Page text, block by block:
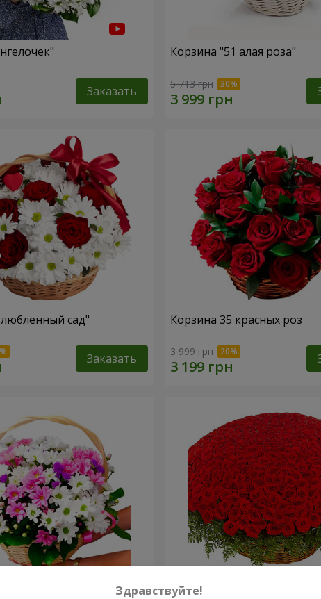
Заказать
Корзина "51 алая роза"
5 713 грн
сад"
Заказать
Корзина 35 красных роз
3 999 грн
"Яркая поляна" 501 красная роза
Здравствуйте!